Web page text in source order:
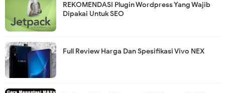
REKOMENDASI Plugin Wordpress Yang Wajib
Dipakai Untuk SEO
Full Review Harga Dan Spesifikasi Vivo NEX